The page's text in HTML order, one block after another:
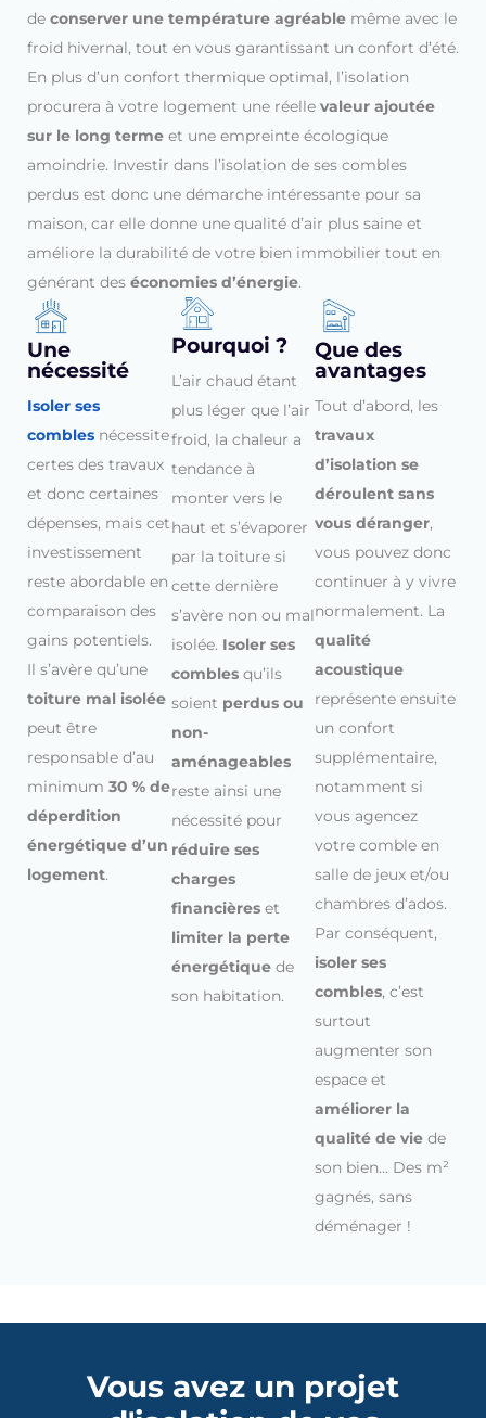
de conserver une température agréable même avec le
froid hivernal, tout en vous garantissant un confort d’été.
En plus d’un confort thermique optimal, l’isolation
procurera à votre logement une réelle valeur ajoutée
sur le long terme et une empreinte écologique
amoindrie. Investir dans l’isolation de ses combles
perdus est donc une démarche intéressante pour sa
maison, car elle donne une qualité d’air plus saine et
améliore la durabilité de votre bien immobilier tout en
générant des économies d’énergie.
Une
nécessité
Isoler ses
combles nécessite
certes des travaux
et donc certaines
dépenses, mais cet
investissement
reste abordable en
comparaison des
gains potentiels.
Il s’avère qu’une
toiture mal isolée
peut être
responsable d’au
minimum 30 % de
déperdition
énergétique d’un
logement.
Pourquoi ?
L’air chaud étant
plus léger que l’air
froid, la chaleur a
tendance à
monter vers le
haut et s’évaporer
par la toiture si
cette dernière
s’avère non ou mal
isolée. Isoler ses
combles qu’ils
soient perdus ou
non-
aménageables
reste ainsi une
nécessité pour
réduire ses
charges
financièreset
limiter la perte
énergétiquede
son habitation.
Que des
avantages
Tout d’abord, les
travaux
d’isolation se
déroulent sans
vous déranger,
vous pouvez donc
continuer à y vivre
normalement. La
qualité
acoustique
représente ensuite
un confort
supplémentaire,
notamment si
vous agencez
votre comble en
salle de jeux et/ou
chambres d’ados.
Par conséquent,
isoler ses
combles, c’est
surtout
augmenter son
espace et
améliorer la
qualité de vie de
son bien… Des m²
gagnés, sans
déménager !
Vous avez un projet